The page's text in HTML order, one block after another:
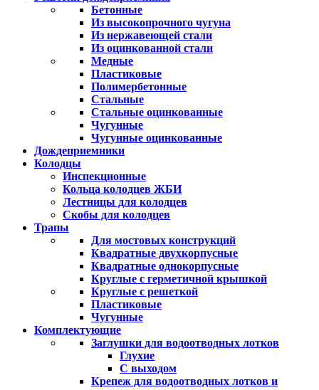
Бетонные
Из высокопрочного чугуна
Из нержавеющей стали
Из оцинкованной стали
Медные
Пластиковые
Полимербетонные
Стальные
Стальные оцинкованные
Чугунные
Чугунные оцинкованные
Дождеприемники
Колодцы
Инспекционные
Кольца колодцев ЖБИ
Лестницы для колодцев
Скобы для колодцев
Трапы
Для мостовых конструкций
Квадратные двухкорпусные
Квадратные однокорпусные
Круглые с герметичной крышкой
Круглые с решеткой
Пластиковые
Чугунные
Комплектующие
Заглушки для водоотводных лотков
Глухие
С выходом
Крепеж для водоотводных лотков и